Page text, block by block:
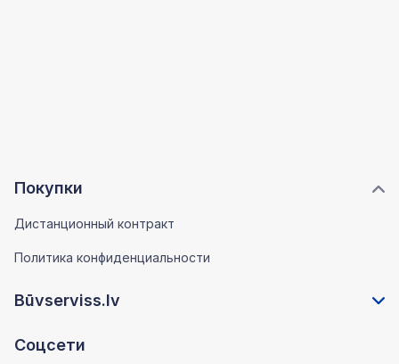
Покупки
Дистанционный контракт
Политика конфиденциальности
Būvserviss.lv
Соцсети